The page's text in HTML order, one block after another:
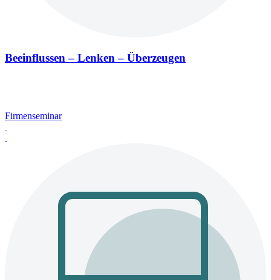
Beeinflussen – Lenken – Überzeugen
Firmenseminar